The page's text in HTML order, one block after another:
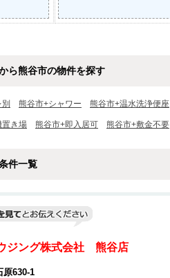
ら熊谷市の物件を探す
熊谷市+シャワー 熊谷市+温水洗浄便座
置き場 熊谷市+即入居可 熊谷市+敷金不要
件一覧
ジング株式会社 熊谷店
原630-1